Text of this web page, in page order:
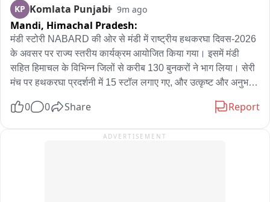
KP Komlata Punjabi 9m ago
Mandi, Himachal Pradesh:
मंडी स्टोरी NABARD की ओर से मंडी में राष्ट्रीय हथकरघा दिवस-2026
के अवसर पर राज्य स्तरीय कार्यक्रम आयोजित किया गया। इसमें मंडी
सहित हिमाचल के विभिन्न जिलों से करीब 130 बुनकरों ने भाग लिया। सेरी
मंच पर हथकरघा प्रदर्शनी में 15 स्टॉल लगाए गए, और उत्कृष्ट और अनुभवी
आयोजित निबंध लेखन और चित्रकला प्रतियोगिता के विजेता विद्यार्थियों को
पुरस्कार दिए गए... NABARD के मुख्य महाप्रबंधक डॉ. विवेक पथानिया
0 0 Share Report
ADVERTISEMENT